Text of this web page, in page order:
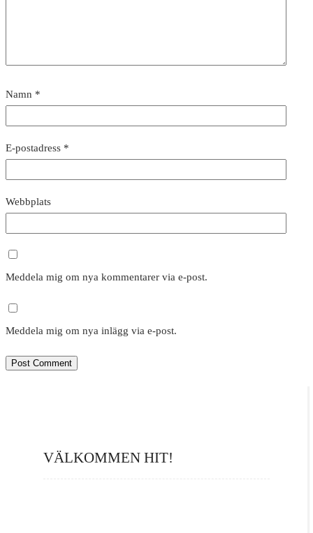
Namn *
E-postadress *
Webbplats
Meddela mig om nya kommentarer via e-post.
Meddela mig om nya inlägg via e-post.
VÄLKOMMEN HIT!